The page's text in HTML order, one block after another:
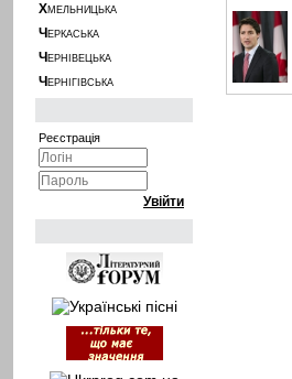
ХМЕЛЬНИЦЬКА
Ч ЕРКАСЬКА
Ч ЕРНІВЕЦЬКА
Ч ЕРНІГІВСЬКА
Реєстрація